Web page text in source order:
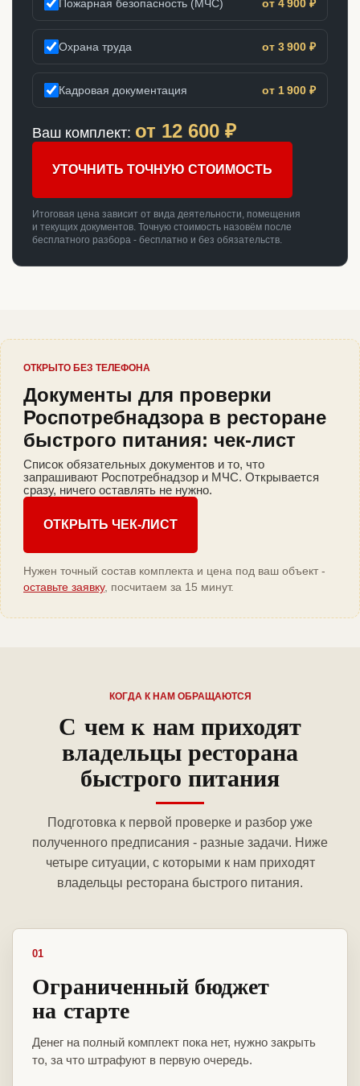
Пожарная безопасность (МЧС) от 4 900 ₽
Охрана труда от 3 900 ₽
Кадровая документация от 1 900 ₽
Ваш комплект: от 12 600 ₽
УТОЧНИТЬ ТОЧНУЮ СТОИМОСТЬ
Итоговая цена зависит от вида деятельности, помещения
и текущих документов. Точную стоимость назовём после
бесплатного разбора - бесплатно и без обязательств.
ОТКРЫТО БЕЗ ТЕЛЕФОНА
Документы для проверки
Роспотребнадзора в ресторане
быстрого питания: чек-лист
Список обязательных документов и то, что
запрашивают Роспотребнадзор и МЧС. Открывается
сразу, ничего оставлять не нужно.
ОТКРЫТЬ ЧЕК-ЛИСТ
Нужен точный состав комплекта и цена под ваш объект -
оставьте заявку, посчитаем за 15 минут.
КОГДА К НАМ ОБРАЩАЮТСЯ
С чем к нам приходят
владельцы ресторана
быстрого питания
Подготовка к первой проверке и разбор уже
полученного предписания - разные задачи. Ниже
четыре ситуации, с которыми к нам приходят
владельцы ресторана быстрого питания.
01
Ограниченный бюджет
на старте
Денег на полный комплект пока нет, нужно закрыть
то, за что штрафуют в первую очередь.